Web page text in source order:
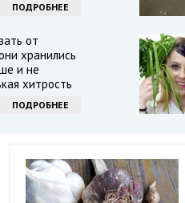
ПОДРОБНЕЕ
от
хранились
и не
хитрость
ПОДРОБНЕЕ